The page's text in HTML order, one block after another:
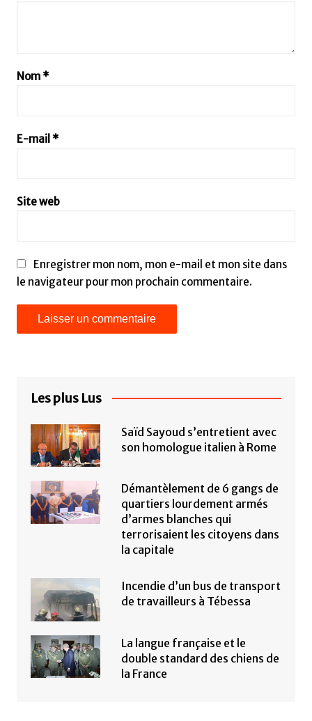
Nom *
E-mail *
Site web
Enregistrer mon nom, mon e-mail et mon site dans
le navigateur pour mon prochain commentaire.
Les plus Lus
Saïd Sayoud s’entretient avec
son homologue italien à Rome
Démantèlement de 6 gangs de
quartiers lourdement armés
d’armes blanches qui
terrorisaient les citoyens dans
la capitale
Incendie d’un bus de transport
de travailleurs à Tébessa
La langue française et le
double standard des chiens de
la France